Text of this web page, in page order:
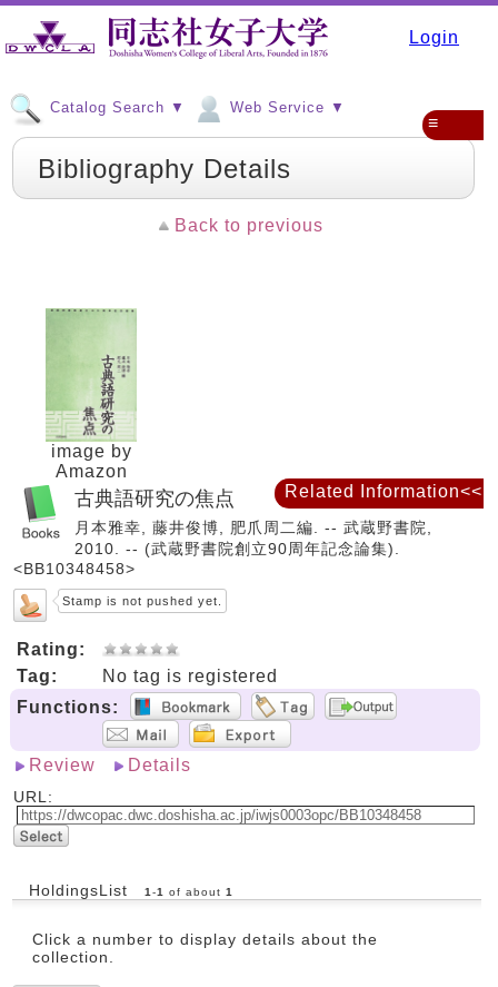
Login
Catalog Search ▼ Web Service ▼
≡
Bibliography Details
Back to previous
image by
Amazon
古典語研究の焦点
月本雅幸, 藤井俊博, 肥爪周二編. -- 武蔵野書院,
2010. -- (武蔵野書院創立90周年記念論集).
<BB10348458>
Stamp is not pushed yet.
Rating:
Tag:
No tag is registered
Functions:
Review Details
URL:
HoldingsList 1 -1 of about 1
Click a number to display details about the
collection.
Related Information<<